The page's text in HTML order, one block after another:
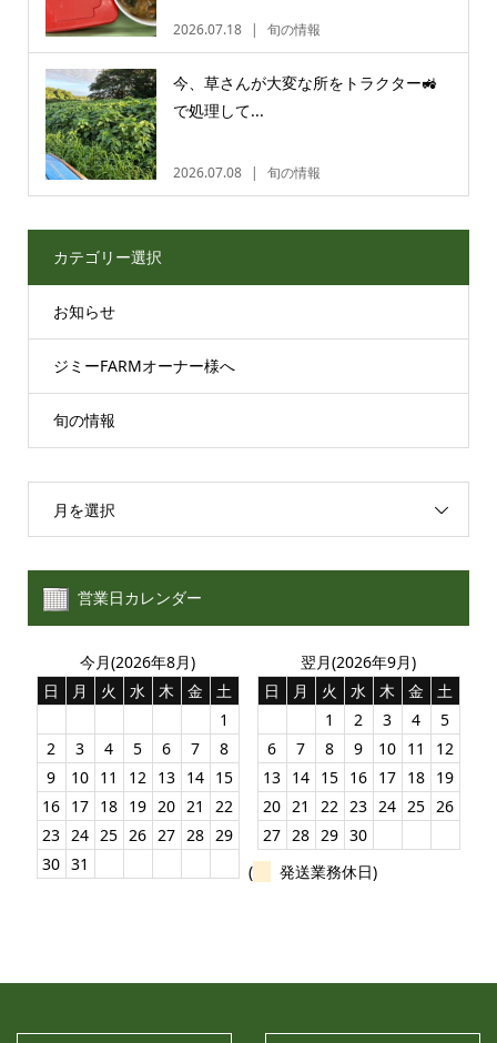
2026.07.18 旬の情報
今、草さんが大変な所をトラクター🚜
で処理して...
2026.07.08 旬の情報
カテゴリー選択
お知らせ
ジミーFARMオーナー様へ
旬の情報
月を選択
営業日カレンダー
今月(2026年8月)
日
月 火 水 木 金
土
1
2
3 4 5 6 7
8
9
10 11 12 13 14 15
16 17 18 19 20 21
22
23 24 25 26 27 28 29
30 31
翌月(2026年9月)
日
月 火 水 木 金
土
1
2 3 4
5
6
7 8 9 10 11
12
13 14 15 16 17 18 19
20 21 22 23 24 25 26
27 28 29 30
(
発送業務休日)